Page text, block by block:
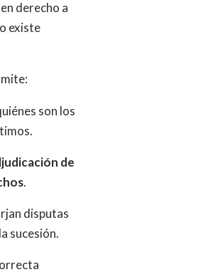
derecho a
existe
son los
de
.
disputas
sucesión.